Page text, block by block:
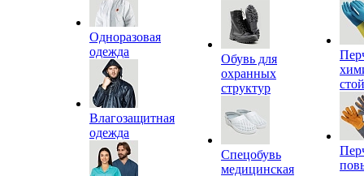
Одноразовая
одежда
Влагозащитная
одежда
Обувь для
охранных
структур
Спецобувь
медицинская